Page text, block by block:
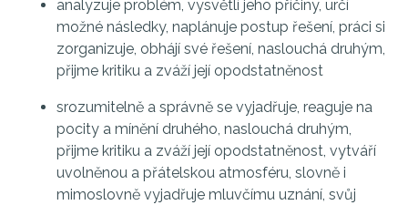
analyzuje problém, vysvětlí jeho příčiny, určí
možné následky, naplánuje postup řešení, práci si
zorganizuje, obhájí své řešení, naslouchá druhým,
přijme kritiku a zváží její opodstatněnost
srozumitelně a správně se vyjadřuje, reaguje na
pocity a mínění druhého, naslouchá druhým,
přijme kritiku a zváží její opodstatněnost, vytváří
uvolněnou a přátelskou atmosféru, slovně i
mimoslovně vyjadřuje mluvčímu uznání, svůj